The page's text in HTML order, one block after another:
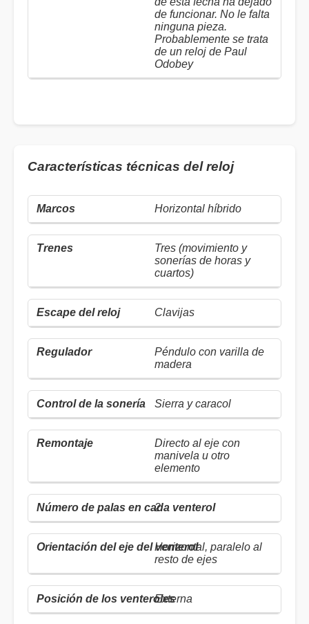
de funcionar. No le falta
ninguna pieza.
Probablemente se trata
de un reloj de Paul
Odobey
Características técnicas del reloj
Horizontal híbrido
Tres (movimiento y
sonerías de horas y
cuartos)
Clavijas
Péndulo con varilla de
madera
Sierra y caracol
Directo al eje con
manivela u otro
elemento
2
Horizontal, paralelo al
resto de ejes
Externa